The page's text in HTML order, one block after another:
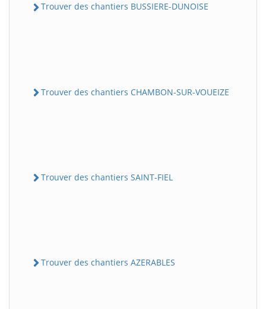
Trouver des chantiers BUSSIERE-DUNOISE
Trouver des chantiers CHAMBON-SUR-VOUEIZE
Trouver des chantiers SAINT-FIEL
Trouver des chantiers AZERABLES